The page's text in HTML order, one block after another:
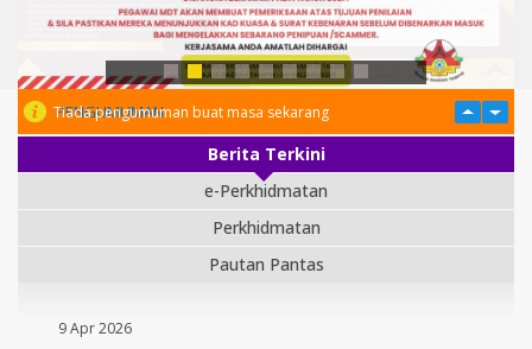
PENGUMUMAN
Tiada pengumuman buat masa sekarang
Berita Terkini
e-Perkhidmatan
Perkhidmatan
Pautan Pantas
9 Apr 2026